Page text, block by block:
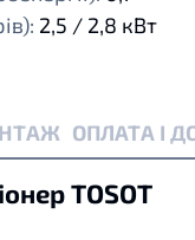
2,5 / 2,8 кВт
ОПЛАТА І
TOSOT